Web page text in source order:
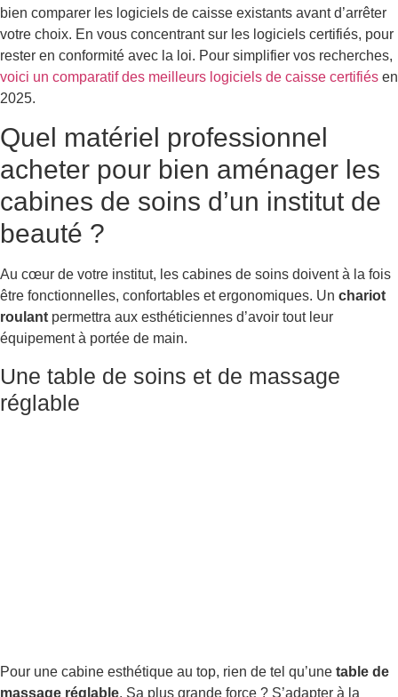
bien comparer les logiciels de caisse existants avant d’arrêter
votre choix. En vous concentrant sur les logiciels certifiés, pour
rester en conformité avec la loi. Pour simplifier vos recherches,
voici un comparatif des meilleurs logiciels de caisse certifiés en
2025.
Quel matériel professionnel
acheter pour bien aménager les
cabines de soins d’un institut de
beauté ?
Au cœur de votre institut, les cabines de soins doivent à la fois
être fonctionnelles, confortables et ergonomiques. Un chariot
roulant permettra aux esthéticiennes d’avoir tout leur
équipement à portée de main.
Une table de soins et de massage
réglable
Pour une cabine esthétique au top, rien de tel qu’une table de
massage réglable. Sa plus grande force ? S’adapter à la